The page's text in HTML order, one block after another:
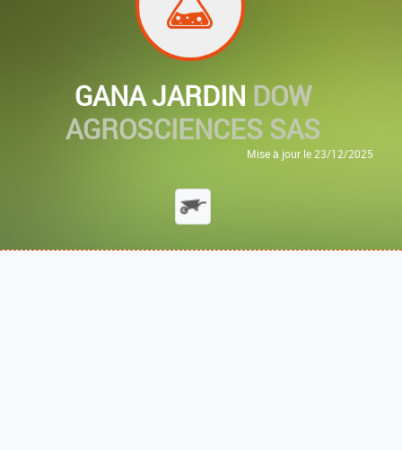
GANA JARDIN DOW
AGROSCIENCES SAS
Mise à jour le 23/12/2025